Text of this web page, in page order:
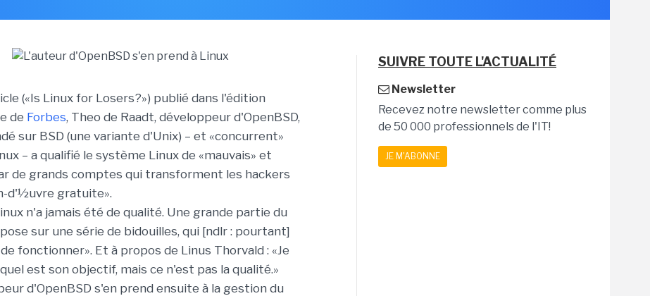
(«Is Linux for Losers?») publié dans l'édition
de Forbes, Theo de Raadt, développeur d'OpenBSD,
sur BSD (une variante d'Unix) – et «concurrent»
– a qualifié le système Linux de «mauvais» et
de grands comptes qui transforment les hackers
d'½uvre gratuite».
n'a jamais été de qualité. Une grande partie du
sur une série de bidouilles, qui [ndlr : pourtant]
fonctionner». Et à propos de Linus Thorvald : «Je
est son objectif, mais ce n'est pas la qualité.»
d'OpenBSD s'en prend ensuite à la gestion du
SUIVRE TOUTE L'ACTUALITÉ
Newsletter
Recevez notre newsletter comme plus
de 50 000 professionnels de l'IT!
JE M'ABONNE